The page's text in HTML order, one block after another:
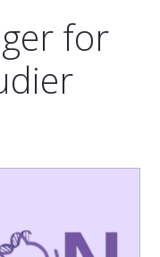
for